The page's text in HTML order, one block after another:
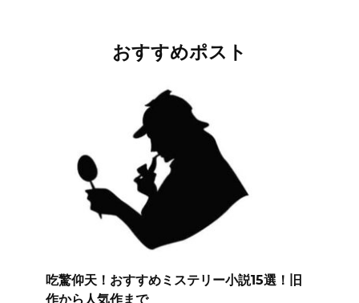
おすすめポスト
吃驚仰天！おすすめミステリー小説15選！旧
作から人気作まで